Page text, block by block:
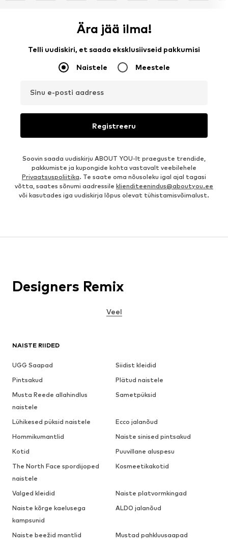
Ära jää ilma!
Telli uudiskiri, et saada eksklusiivseid pakkumisi
Naistele Meestele
Sinu e-posti aadress
Registreeru
Soovin saada uudiskirju ABOUT YOU-lt praeguste trendide,
pakkumiste ja kupongide kohta vastavalt veebilehele
Privaatsuspoliitika. Te saate oma nõusoleku igal ajal tagasi
võtta, saates sõnumi aadressile klienditeenindus@aboutyou.ee
või kasutades iga uudiskirja lõpus olevat tühistamisvõimalust.
NAISTE RIIDED
UGG Saapad
Siidist kleidid
Pintsakud
Plätud naistele
Musta Reede allahindlus
naistele
Sametpüksid
Lühikesed püksid naistele
Ecco jalanõud
Hommikumantlid
Naiste sinised pintsakud
Kotid
Puuvillane aluspesu
The North Face spordijoped
naistele
Kosmeetikakotid
Valged kleidid
Naiste platvormkingad
Naiste kõrge kaelusega
kampsunid
ALDO jalanõud
Naiste beežid mantlid Mustad pahkluusaapad
Designers Remix
Veel